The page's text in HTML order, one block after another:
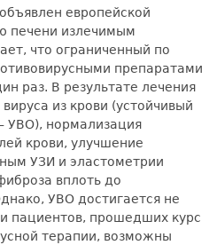
европейской
печени излечимым
что ограниченный по
препаратами
раз. В результате лечения
из крови (устойчивый
УВО), нормализация
крови, улучшение
УЗИ и эластометрии
вплоть до
УВО достигается не
пациентов, прошедших курс
терапии, возможны